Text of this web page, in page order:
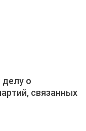
о
связанных